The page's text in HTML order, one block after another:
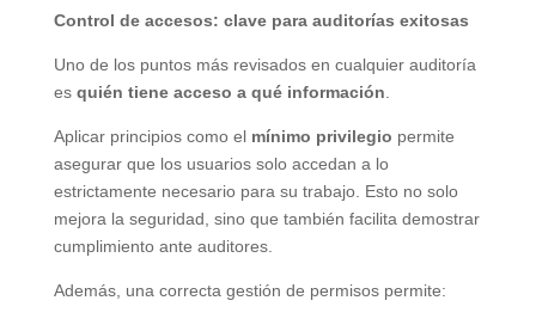
Control de accesos: clave para auditorías exitosas
Uno de los puntos más revisados en cualquier auditoría
es quién tiene acceso a qué información
Aplicar principios como el mínimo privilegio permite
asegurar que los usuarios solo accedan a lo
estrictamente necesario para su trabajo. Esto no solo
mejora la seguridad, sino que también facilita demostrar
cumplimiento ante auditores.
Además, una correcta gestión de permisos permite: